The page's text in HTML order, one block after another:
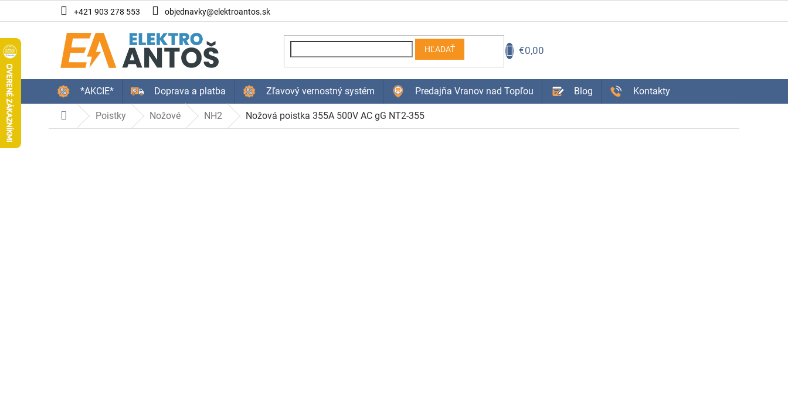
na
+421 903 278 553 objednavky@elektroantos.sk
HĽADAŤ
KOŠÍK
€0,00
*AKCIE* Doprava a platba Zľavový vernostný systém Predajňa Vranov nad Topľou Blog Kontakty
DomovPoistky Nožové NH2 Nožová poistka 355A 500V AC gG NT2-355